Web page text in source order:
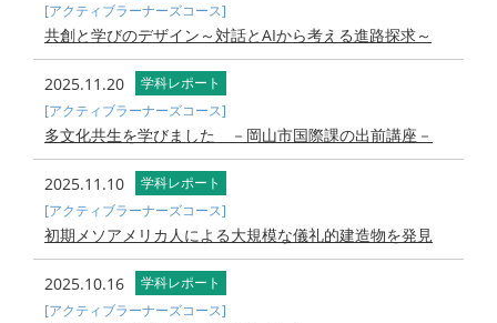
[アクティブラーナーズコース]
共創と学びのデザイン～対話とAIから考える進路探求～
2025.11.20
学科レポート
[アクティブラーナーズコース]
多文化共生を学びました －岡山市国際課の出前講座－
2025.11.10
学科レポート
[アクティブラーナーズコース]
初期メソアメリカ人による大規模な儀礼的建造物を発見
2025.10.16
学科レポート
[アクティブラーナーズコース]